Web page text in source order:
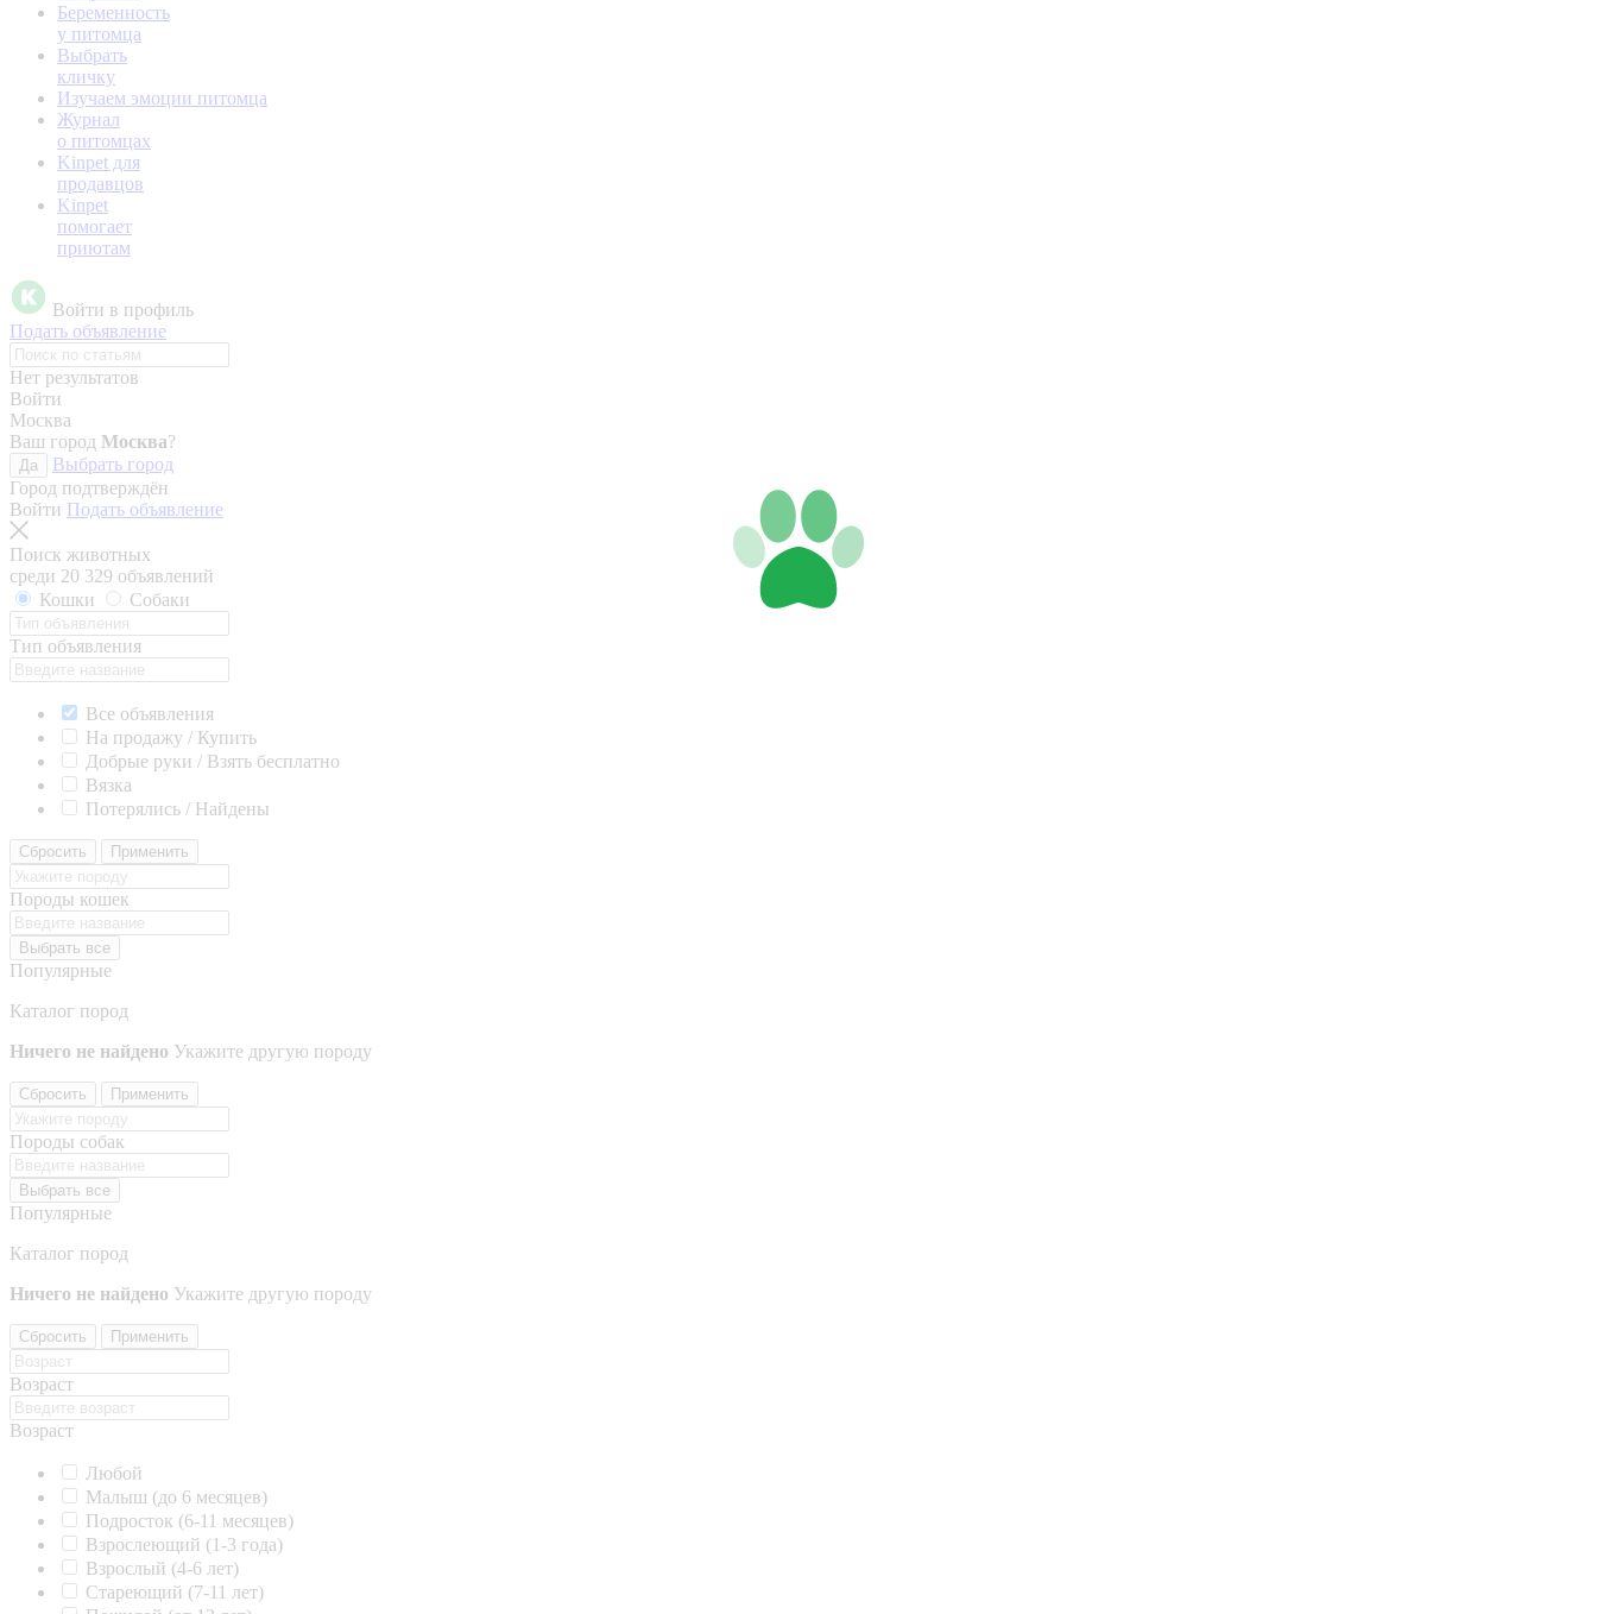
Беременность
у питомца
Выбрать
кличку
Изучаем эмоции питомца
Журнал
о питомцах
Kinpet для
продавцов
Kinpet
помогает
приютам
Войти в профиль
Подать объявление
Нет результатов
Войти
Москва
Ваш город Москва?
Да
Выбрать город
Город подтверждён
Войти Подать объявление
Поиск животных
среди 20 329 объявлений
Кошки
Собаки
Тип объявления
Все объявления
На продажу / Купить
Добрые руки / Взять бесплатно
Вязка
Потерялись / Найдены
Сбросить Применить
Породы кошек
Выбрать все
Популярные
Каталог пород
Ничего не найдено Укажите другую породу
Сбросить Применить
Породы собак
Выбрать все
Популярные
Каталог пород
Ничего не найдено Укажите другую породу
Сбросить Применить
Возраст
Возраст
Любой
Малыш (до 6 месяцев)
Подросток (6-11 месяцев)
Взрослеющий (1-3 года)
Взрослый (4-6 лет)
Стареющий (7-11 лет)